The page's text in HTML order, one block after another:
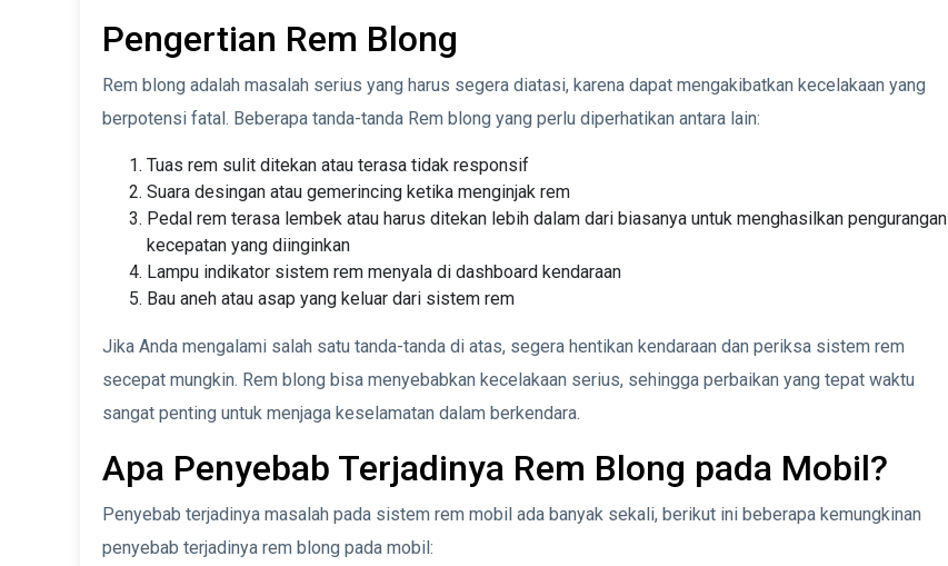
Pengertian Rem Blong
Rem blong adalah masalah serius yang harus segera diatasi, karena dapat mengakibatkan kecelakaan yang
berpotensi fatal. Beberapa tanda-tanda Rem blong yang perlu diperhatikan antara lain:
Tuas rem sulit ditekan atau terasa tidak responsif
Suara desingan atau gemerincing ketika menginjak rem
Pedal rem terasa lembek atau harus ditekan lebih dalam dari biasanya untuk menghasilkan pengurangan
kecepatan yang diinginkan
Lampu indikator sistem rem menyala di dashboard kendaraan
Bau aneh atau asap yang keluar dari sistem rem
Jika Anda mengalami salah satu tanda-tanda di atas, segera hentikan kendaraan dan periksa sistem rem
secepat mungkin. Rem blong bisa menyebabkan kecelakaan serius, sehingga perbaikan yang tepat waktu
sangat penting untuk menjaga keselamatan dalam berkendara.
Apa Penyebab Terjadinya Rem Blong pada Mobil?
Penyebab terjadinya masalah pada sistem rem mobil ada banyak sekali, berikut ini beberapa kemungkinan
penyebab terjadinya rem blong pada mobil: